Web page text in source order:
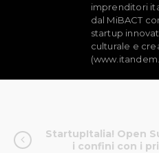
imprenditori
dal MiBACT
startup
culturale e
StartupItalia! Open
i confini con i